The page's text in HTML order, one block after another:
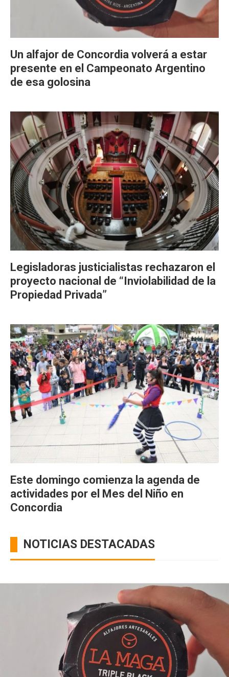
Un alfajor de Concordia volverá a estar
presente en el Campeonato Argentino
de esa golosina
Legisladoras justicialistas rechazaron el
proyecto nacional de “Inviolabilidad de la
Propiedad Privada”
Este domingo comienza la agenda de
actividades por el Mes del Niño en
Concordia
NOTICIAS DESTACADAS